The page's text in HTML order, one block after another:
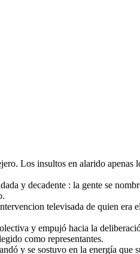
Los insultos en alarido
y decadente : la gente se
televisada de quien
y empujó hacia la
como representantes.
y se sostuvo en la energía